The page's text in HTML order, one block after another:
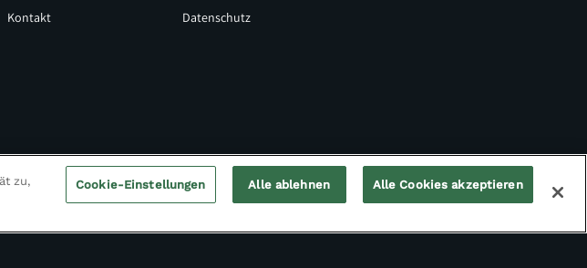
Kontakt Datenschutz
zu,
Cookie-Einstellungen Alle ablehnen Alle Cookies akzeptieren